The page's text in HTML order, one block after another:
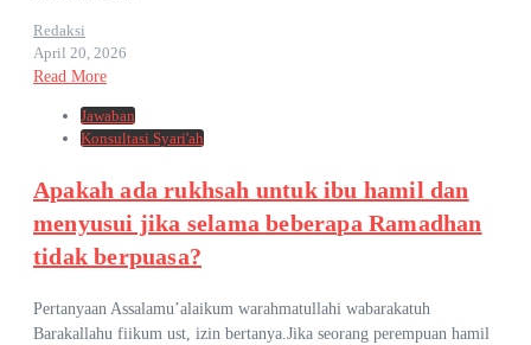
Redaksi
April 20, 2026
Read More
Jawaban
Konsultasi Syari'ah
Apakah ada rukhsah untuk ibu hamil dan
menyusui jika selama beberapa Ramadhan
tidak berpuasa?
Pertanyaan Assalamu’alaikum warahmatullahi wabarakatuh
Barakallahu fiikum ust, izin bertanya.Jika seorang perempuan hamil